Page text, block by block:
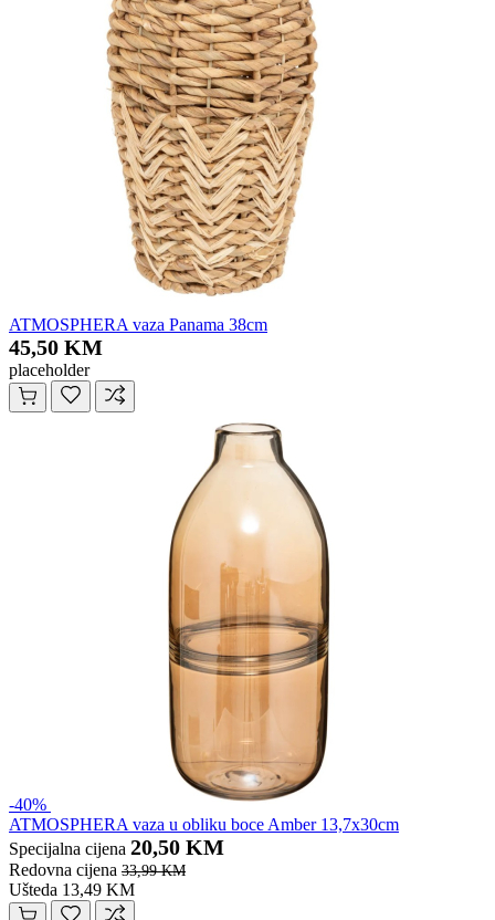
ATMOSPHERA vaza Panama 38cm
45,50 KM
placeholder
-40%
ATMOSPHERA vaza u obliku boce Amber 13,7x30cm
Specijalna cijena 20,50 KM
Redovna cijena 33,99 KM
Ušteda 13,49 KM